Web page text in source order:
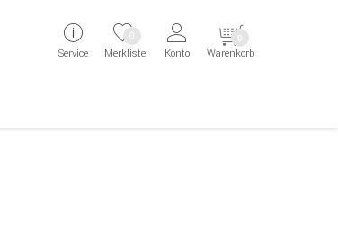
Service Merkliste
0
Konto Warenkorb
0